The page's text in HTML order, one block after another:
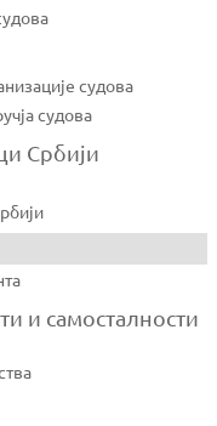
судова
судова
Србији
и самосталности